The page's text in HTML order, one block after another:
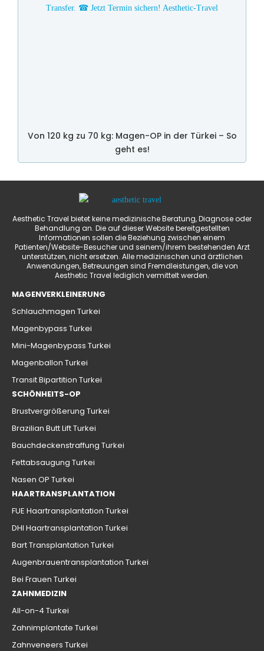
Von 120 kg zu 70 kg: Magen-OP in der Türkei – So
geht es!
Aesthetic Travel bietet keine medizinische Beratung, Diagnose oder
Behandlung an. Die auf dieser Website bereitgestellten
Informationen sollen die Beziehung zwischen einem
Patienten/Website-Besucher und seinem/ihrem bestehenden Arzt
unterstützen, nicht ersetzen. Alle medizinischen und ärztlichen
Anwendungen, Betreuungen sind Fremdleistungen, die von
Aesthetic Travel lediglich vermittelt werden.
MAGENVERKLEINERUNG
Schlauchmagen Turkei
Magenbypass Turkei
Mini-Magenbypass Turkei
Magenballon Turkei
Transit Bipartition Turkei
SCHÖNHEITS-OP
Brustvergrößerung Turkei
Brazilian Butt Lift Turkei
Bauchdeckenstraffung Turkei
Fettabsaugung Turkei
Nasen OP Turkei
HAARTRANSPLANTATION
FUE Haartransplantation Turkei
DHI Haartransplantation Turkei
Bart Transplantation Turkei
Augenbrauentransplantation Turkei
Bei Frauen Turkei
ZAHNMEDIZIN
All-on-4 Turkei
Zahnimplantate Turkei
Zahnveneers Turkei